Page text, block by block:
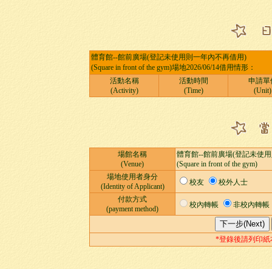
體育館--館前廣場(登記未使用則一年內不再借用)
(Square in front of the gym)場地2026/06/14借用情形：
活動名稱
(Activity)
活動時間
(Time)
申請單
(Unit)
場館名稱
(Venue)
體育館--館前廣場(登記未使
(Square in front of the gym)
場地使用者身分
(Identity of Applicant)
校友
校外人士
付款方式
(payment method)
校內轉帳 非校內轉帳
*登錄後請列印